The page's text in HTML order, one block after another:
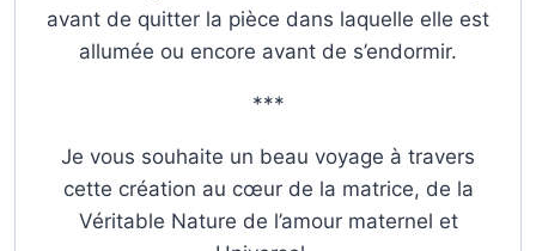
avant de quitter la pièce dans laquelle elle est
allumée ou encore avant de s’endormir.
***
Je vous souhaite un beau voyage à travers
cette création au cœur de la matrice, de la
Véritable Nature de l’amour maternel et